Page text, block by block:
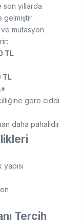
yıllarda
gelmiştir.
mutasyon
TL
TL
göre ciddi
daha pahalıdır
yapısı
Tercih